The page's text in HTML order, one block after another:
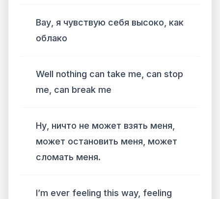
Вау, я чувствую себя высоко, как
облако
Well nothing can take me, can stop
me, can break me
Ну, ничто не может взять меня,
может остановить меня, может
сломать меня.
I’m ever feeling this way, feeling